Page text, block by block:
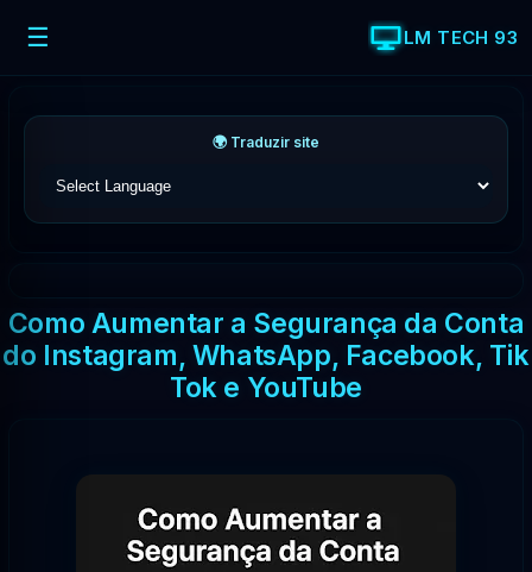
☰ LM TECH 93
🌍 Traduzir site
Como Aumentar a Segurança da Conta
do Instagram, WhatsApp, Facebook, Tik
Tok e YouTube